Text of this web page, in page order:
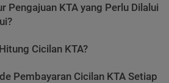
Pengajuan KTA yang Perlu Dilalui
Cicilan KTA?
Pembayaran Cicilan KTA Setiap